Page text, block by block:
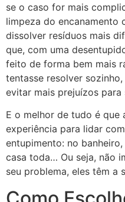
se o caso for mais
limpeza do encanamento
dissolver resíduos mais
que, com uma
feito de forma bem mais
tentasse resolver
evitar mais prejuízos para
E o melhor de tudo é que
experiência para lidar
entupimento: no
casa toda… Ou seja, não
seu problema, eles têm a